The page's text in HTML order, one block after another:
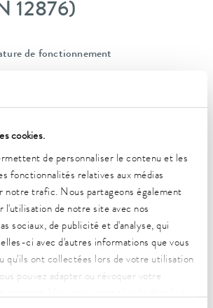
cookies.
de personnaliser le contenu et les
fonctionnalités relatives aux médias
notre trafic. Nous partageons également
l'utilisation de notre site avec nos
sociaux, de publicité et d'analyse, qui
ci avec d'autres informations que vous
qu'ils ont collectées lors de votre utilisation
pouvez adapter ou révoquer votre
12876)
de fonctionnement
ambiante
max.
max.
courant